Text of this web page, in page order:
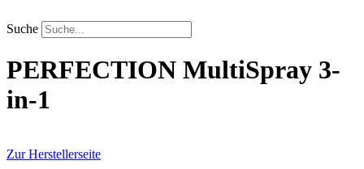
Inhalt
springen
Suche
PERFECTION MultiSpray 3-
in-1
Zur Herstellerseite